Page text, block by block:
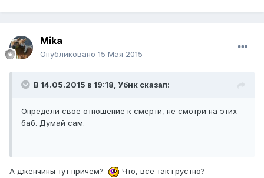
Mika
Опубликовано 15 Мая 2015
В 14.05.2015 в 19:18, Убик сказал:
Определи своё отношение к смерти, не смотри на этих
баб. Думай сам.
А дженчины тут причем? Что, все так грустно?